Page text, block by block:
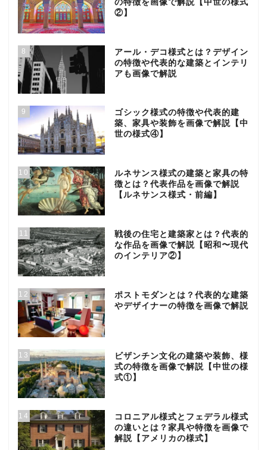
の特徴を画像で解説【中世の様式
②】
8
アール・デコ様式とは？デザイン
の特徴や代表的な建築とインテリ
アも画像で解説
9
ゴシック様式の特徴や代表的建
築、家具や装飾を画像で解説【中
世の様式④】
10
ルネサンス様式の建築と家具の特
徴とは？代表作品を画像で解説
【ルネサンス様式・前編】
11
戦後の住宅と建築家とは？代表的
な作品を画像で解説【昭和〜現代
のインテリア②】
12
ポストモダンとは？代表的な建築
やデザイナーの特徴を画像で解説
13
ビザンチン文化の建築や装飾、様
式の特徴を画像で解説【中世の様
式①】
14
コロニアル様式とフェデラル様式
の違いとは？家具や特徴を画像で
解説【アメリカの様式】